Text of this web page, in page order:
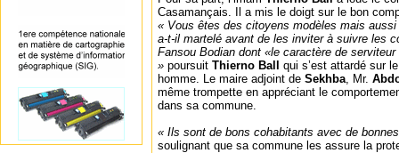
Casamançais. Il a mis le doigt sur le bon
« Vous êtes des citoyens modèles mais
a-t-il martelé avant de les inviter à suivre les
Fansou Bodian dont «le caractère de
» poursuit Thierno Ball
qui s’est attardé sur
homme. Le maire adjoint de Sekhba, Mr.
même trompette en appréciant le
dans sa commune.
« Ils sont de bons cohabitants avec de
soulignant que sa commune les assure la